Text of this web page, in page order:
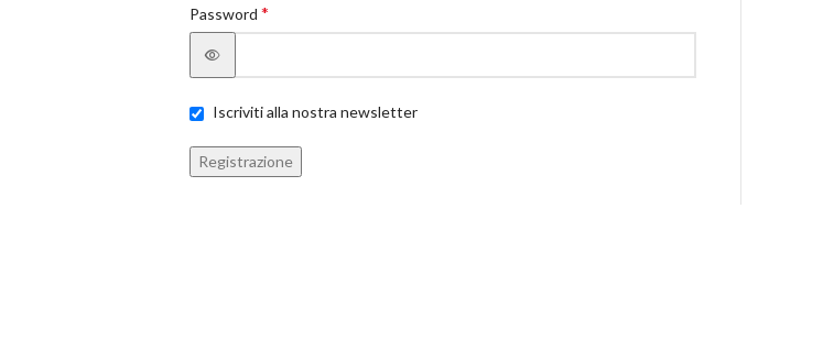
Password *
Iscriviti alla nostra newsletter
Registrazione